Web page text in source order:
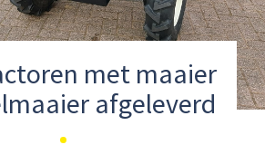
met maaier
afgeleverd